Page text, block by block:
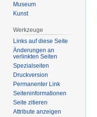
Museum
Kunst
Werkzeuge
Links auf diese Seite
Änderungen an
verlinkten Seiten
Spezialseiten
Druckversion
Permanenter Link
Seiten­­informationen
Seite zitieren
Attribute anzeigen